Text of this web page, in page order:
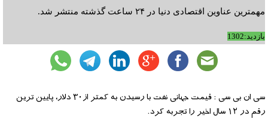
مهمترین عناوین اقتصادی دنیا در ۲۴ ساعت گذشته منتشر شد.
بازدید:1302
سی ان بی سی : قیمت جهانی نفت با رسیدن به کمتر از۳۰ دلار، پایین ترین
رقم در ۱۲ سال اخیر را تجربه کرد.